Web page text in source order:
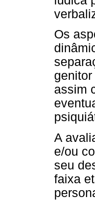
Os
assim
A
e/ou
seu
faixa